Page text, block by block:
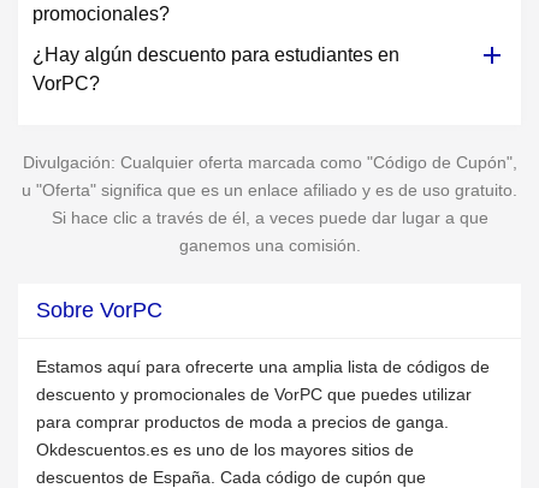
promocionales?
¿Hay algún descuento para estudiantes en
VorPC?
Divulgación: Cualquier oferta marcada como "Código de Cupón",
u "Oferta" significa que es un enlace afiliado y es de uso gratuito.
Si hace clic a través de él, a veces puede dar lugar a que
ganemos una comisión.
Sobre VorPC
Estamos aquí para ofrecerte una amplia lista de códigos de
descuento y promocionales de VorPC que puedes utilizar
para comprar productos de moda a precios de ganga.
Okdescuentos.es es uno de los mayores sitios de
descuentos de España. Cada código de cupón que